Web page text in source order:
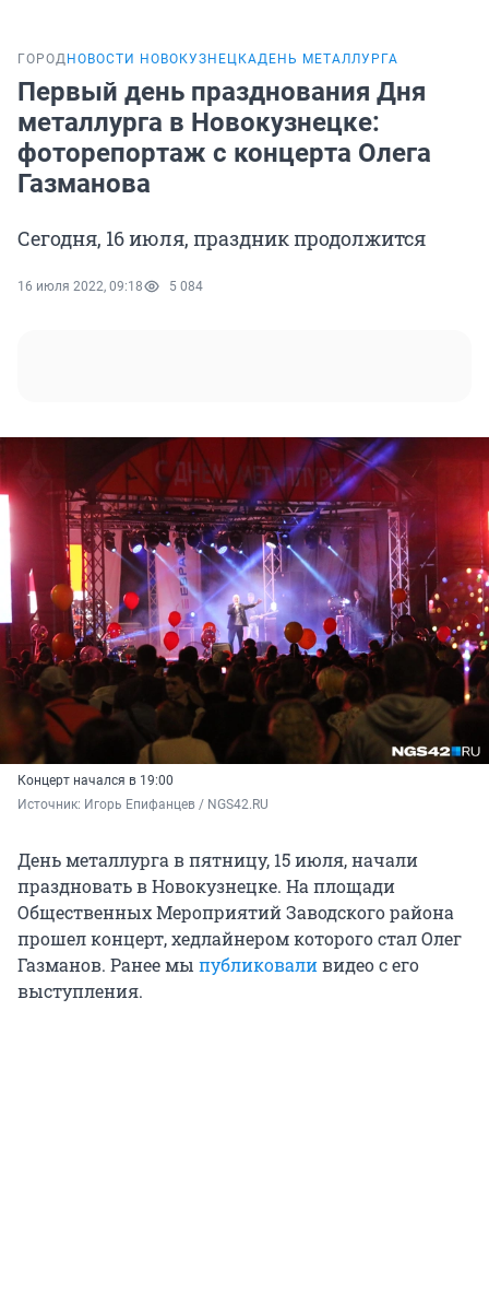
ГОРОД НОВОСТИ НОВОКУЗНЕЦКАДЕНЬ МЕТАЛЛУРГА
Первый день празднования Дня
металлурга в Новокузнецке:
фоторепортаж с концерта Олега
Газманова
Сегодня, 16 июля, праздник продолжится
16 июля 2022, 09:18 5 084
Концерт начался в 19:00
Источник: Игорь Епифанцев / NGS42.RU
День металлурга в пятницу, 15 июля, начали
праздновать в Новокузнецке. На площади
Общественных Мероприятий Заводского района
прошел концерт, хедлайнером которого стал Олег
Газманов. Ранее мы публиковаливидео с его
выступления.